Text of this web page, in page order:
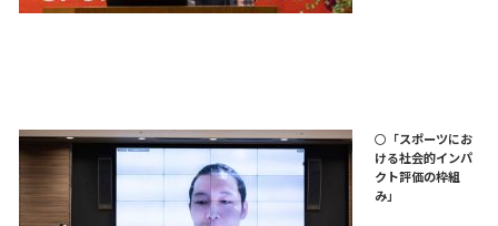
〇 「スポーツにお
ける社会的インパ
クト評価の枠組
み」